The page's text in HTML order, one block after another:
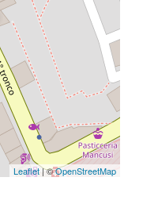
Leaflet| ©OpenStreetMap